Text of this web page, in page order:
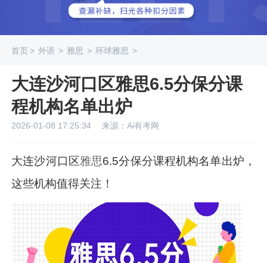
首页> 外语 > 雅思 > 环球雅思 >
大连沙河口区雅思6.5分保分课
程机构名单出炉
2026-01-08 17:25:34 来源：Ai有考网
大连沙河口区雅思6.5分保分课程机构名单出炉，
这些机构值得关注！